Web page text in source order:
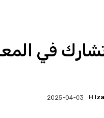
في
H
2025-04-03